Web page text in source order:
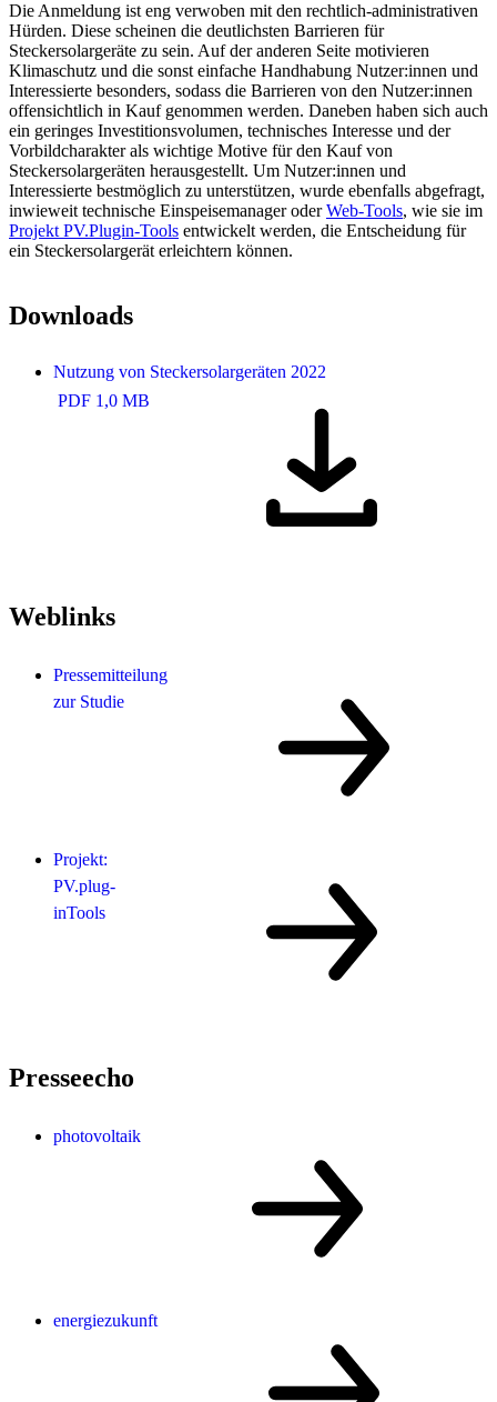
Die Anmeldung ist eng verwoben mit den rechtlich-administrativen
Hürden. Diese scheinen die deutlichsten Barrieren für
Steckersolargeräte zu sein. Auf der anderen Seite motivieren
Klimaschutz und die sonst einfache Handhabung Nutzer:innen und
Interessierte besonders, sodass die Barrieren von den Nutzer:innen
offensichtlich in Kauf genommen werden. Daneben haben sich auch
ein geringes Investitionsvolumen, technisches Interesse und der
Vorbildcharakter als wichtige Motive für den Kauf von
Steckersolargeräten herausgestellt. Um Nutzer:innen und
Interessierte bestmöglich zu unterstützen, wurde ebenfalls abgefragt,
inwieweit technische Einspeisemanager oderWeb-Tools, wie sie im
Projekt PV.Plugin-Tools entwickelt werden, die Entscheidung für
ein Steckersolargerät erleichtern können.
Downloads
Nutzung von Steckersolargeräten 2022
PDF 1,0 MB
Weblinks
Pressemitteilung
zur Studie
Projekt:
PV.plug-
inTools
Presseecho
photovoltaik
energiezukunft